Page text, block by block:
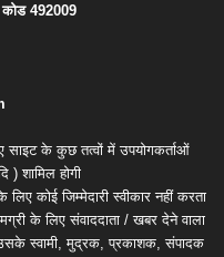
कोड492009
साइट के कुछ तत्वों में उपयोगकर्ताओं
) शामिल होगी
कोई जिम्मेदारी स्वीकार नहीं करता
के लिए संवाददाता / खबर देने वाला
स्वामी, मुद्रक, प्रकाशक, संपादक